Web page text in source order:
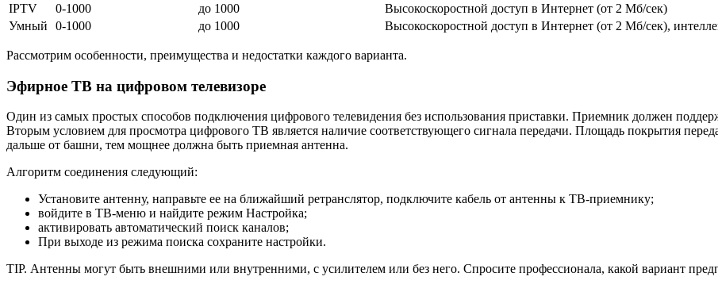
IPTV
0-1000 до 1000
Высокоскоростной доступ в Интернет (от 2 Мб/сек)
Умный
0-1000 до 1000 Высокоскоростной доступ в Интернет (от 2 Мб/сек),
Рассмотрим особенности, преимущества и недостатки каждого варианта.
Эфирное ТВ на цифровом телевизоре
Один из самых простых способов подключения цифрового телевидения без использования приставки. Приемник должен
Вторым условием для просмотра цифрового ТВ является наличие соответствующего сигнала передачи. Площадь покрытия
дальше от башни, тем мощнее должна быть приемная антенна.
Алгоритм соединения следующий:
Установите антенну, направьте ее на ближайший ретранслятор, подключите кабель от антенны к ТВ-приемнику;
войдите в ТВ-меню и найдите режим Настройка;
активировать автоматический поиск каналов;
При выходе из режима поиска сохраните настройки.
TIP. Антенны могут быть внешними или внутренними, с усилителем или без него. Спросите профессионала, какой вариант